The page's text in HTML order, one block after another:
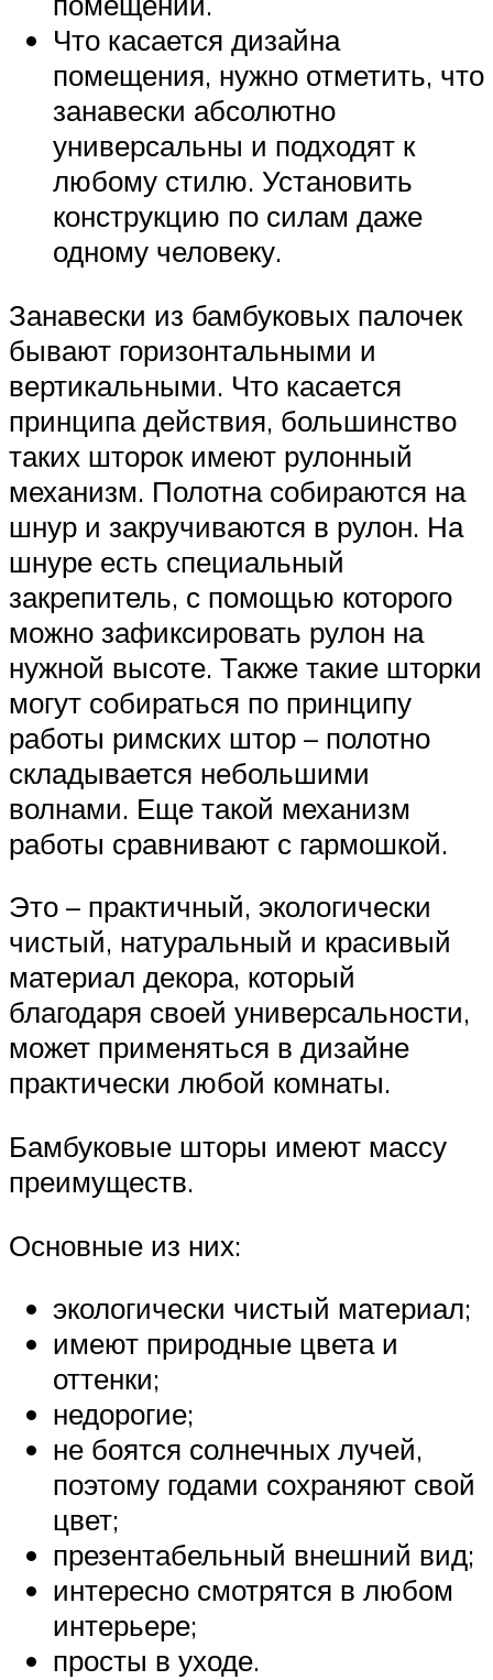
Что касается дизайна
помещения, нужно отметить, что
занавески абсолютно
универсальны и подходят к
любому стилю. Установить
конструкцию по силам даже
одному человеку.
Занавески из бамбуковых палочек
бывают горизонтальными и
вертикальными. Что касается
принципа действия, большинство
таких шторок имеют рулонный
механизм. Полотна собираются на
шнур и закручиваются в рулон. На
шнуре есть специальный
закрепитель, с помощью которого
можно зафиксировать рулон на
нужной высоте. Также такие шторки
могут собираться по принципу
работы римских штор – полотно
складывается небольшими
волнами. Еще такой механизм
работы сравнивают с гармошкой.
Это – практичный, экологически
чистый, натуральный и красивый
материал декора, который
благодаря своей универсальности,
может применяться в дизайне
практически любой комнаты.
Бамбуковые шторы имеют массу
преимуществ.
Основные из них:
экологически чистый материал;
имеют природные цвета и
оттенки;
недорогие;
не боятся солнечных лучей,
поэтому годами сохраняют свой
цвет;
презентабельный внешний вид;
интересно смотрятся в любом
интерьере;
просты в уходе.